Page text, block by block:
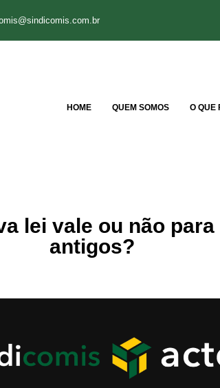
HOME QUEM SOMOS O QUE
lei vale ou não
antigos?